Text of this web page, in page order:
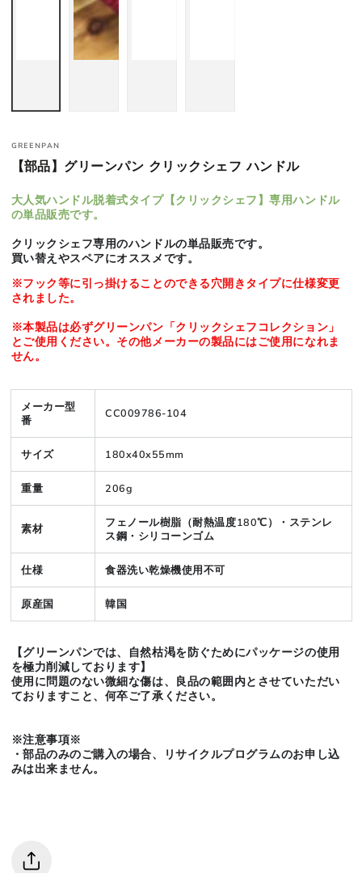
GREENPAN
【部品】グリーンパン クリックシェフ ハンドル
大人気ハンドル脱着式タイプ【クリックシェフ】専用ハンドル
の単品販売です。
クリックシェフ専用のハンドルの単品販売です。
買い替えやスペアにオススメです。
※フック等に引っ掛けることのできる穴開きタイプに仕様変更
されました。
※本製品は必ずグリーンパン「クリックシェフコレクション」
とご使用ください。その他メーカーの製品にはご使用になれま
せん。
メーカー型
番
CC009786-104
サイズ 180x40x55mm
重量 206g
素材
フェノール樹脂（耐熱温度180℃）・ステンレ
ス鋼・シリコーンゴム
仕様 食器洗い乾燥機使用不可
原産国 韓国
【グリーンパンでは、自然枯渇を防ぐためにパッケージの使用
を極力削減しております】
使用に問題のない微細な傷は、良品の範囲内とさせていただい
ておりますこと、何卒ご了承ください。
※注意事項※
・部品のみのご購入の場合、リサイクルプログラムのお申し込
みは出来ません。